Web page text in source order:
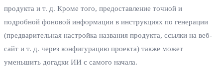
продукта и т. д. Кроме того, предоставление точной и
подробной фоновой информации в инструкциях по генерации
(предварительная настройка названия продукта, ссылки на веб-
сайт и т. д. через конфигурацию проекта) также может
уменьшить догадки ИИ с самого начала.